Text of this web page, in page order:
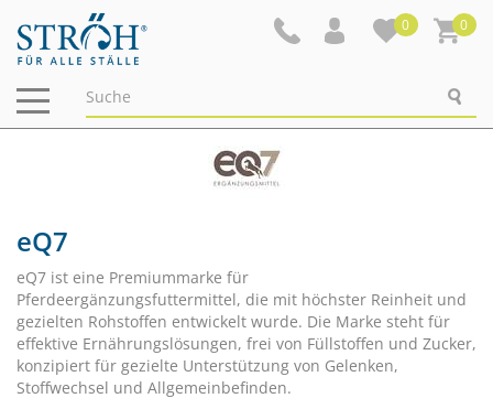
0 0
Navigation
ein-/ausblenden
eQ7
eQ7 ist eine Premiummarke für
Pferdeergänzungsfuttermittel, die mit höchster Reinheit und
gezielten Rohstoffen entwickelt wurde. Die Marke steht für
effektive Ernährungslösungen, frei von Füllstoffen und Zucker,
konzipiert für gezielte Unterstützung von Gelenken,
Stoffwechsel und Allgemeinbefinden.